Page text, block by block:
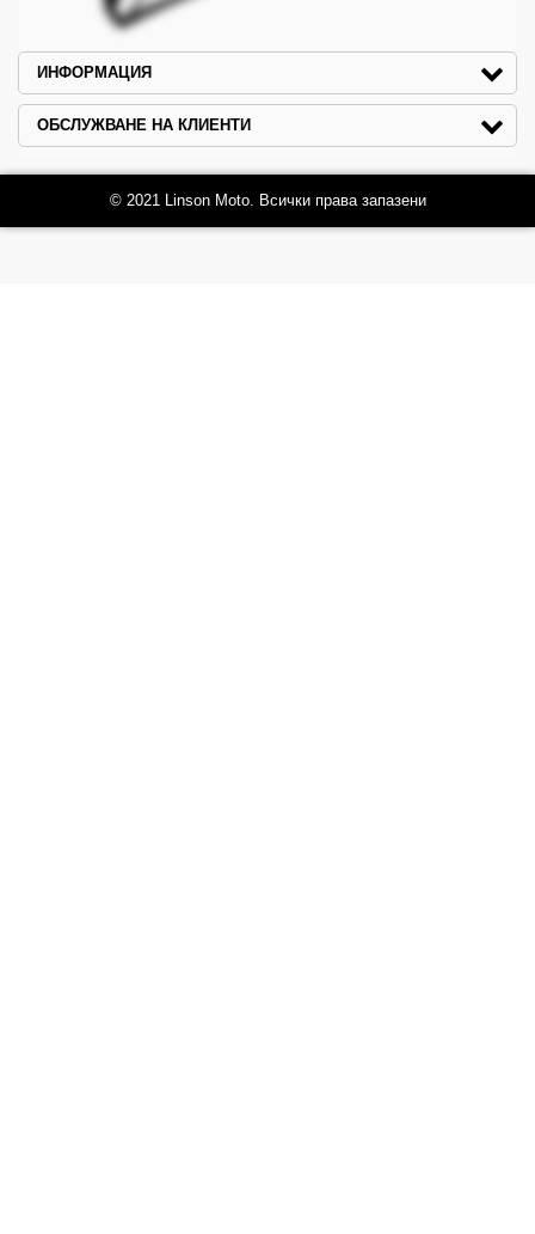
ИНФОРМАЦИЯ
ОБСЛУЖВАНЕ НА КЛИЕНТИ
© 2021 Linson Moto. Всички права запазени